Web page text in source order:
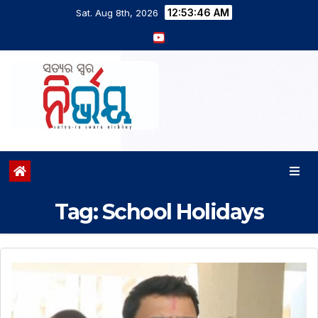
Sat. Aug 8th, 2026 12:53:47 AM
Tag:School Holidays